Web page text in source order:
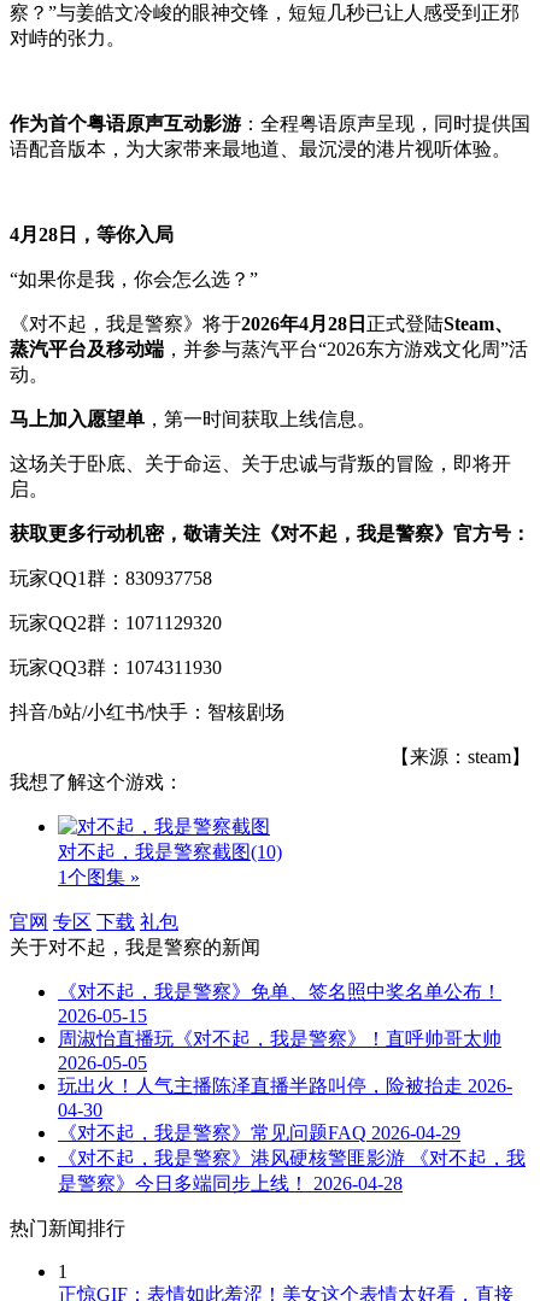
察？”与姜皓文冷峻的眼神交锋，短短几秒已让人感受到正邪
对峙的张力。
作为首个粤语原声互动影游 ：全程粤语原声呈现，同时提供国
语配音版本，为大家带来最地道、最沉浸的港片视听体验。
4月28日，等你入局
“如果你是我，你会怎么选？”
《对不起，我是警察》将于2026年4月28日 正式登陆Steam、
蒸汽平台及移动端 ，并参与蒸汽平台“2026东方游戏文化周”活
动。
马上加入愿望单 ，第一时间获取上线信息。
这场关于卧底、关于命运、关于忠诚与背叛的冒险，即将开
启。
获取更多行动机密，敬请关注《对不起，我是警察》官方号：
玩家QQ1群：830937758
玩家QQ2群：1071129320
玩家QQ3群：1074311930
抖音/b站/小红书/快手：智核剧场
【来源：steam】
我想了解这个游戏：
对不起，我是警察截图(10)
1个图集 »
官网 专区 下载 礼包
关于对不起，我是警察的新闻
《对不起，我是警察》免单、签名照中奖名单公布！
2026-05-15
周淑怡直播玩《对不起，我是警察》！直呼帅哥太帅
2026-05-05
玩出火！人气主播陈泽直播半路叫停，险被抬走 2026-
04-30
《对不起，我是警察》常见问题FAQ 2026-04-29
《对不起，我是警察》港风硬核警匪影游 《对不起，我
是警察》今日多端同步上线！
2026-04-28
热门新闻排行
1
正惊GIF：表情如此羞涩！美女这个表情太好看，直接